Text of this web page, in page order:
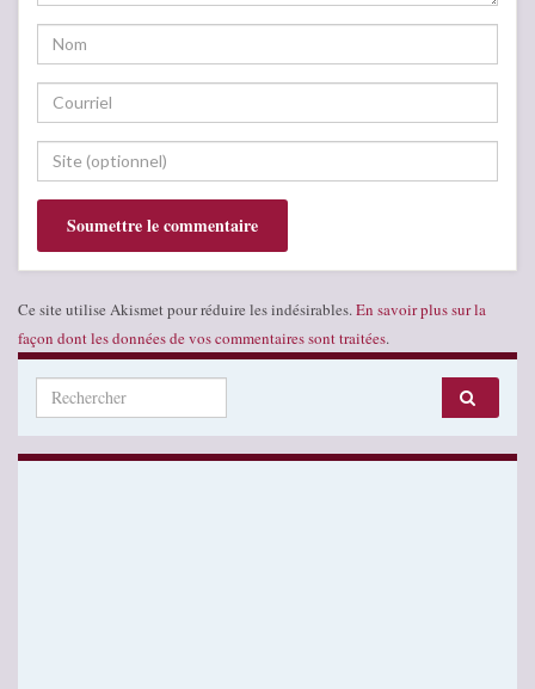
Ce site utilise Akismet pour réduire les indésirables. En savoir plus sur la
façon dont les données de vos commentaires sont traitées.
Search for: